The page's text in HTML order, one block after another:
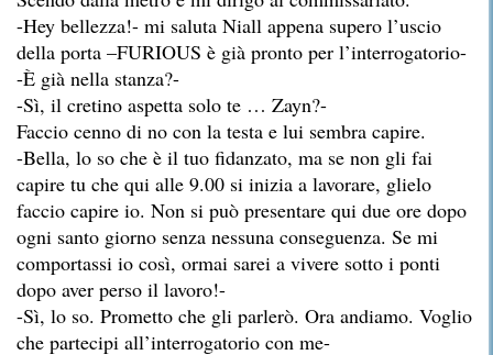
-Hey bellezza!- mi saluta Niall appena supero l’uscio
della porta –FURIOUS è già pronto per l’interrogatorio-
-È già nella stanza?-
-Sì, il cretino aspetta solo te … Zayn?-
Faccio cenno di no con la testa e lui sembra capire.
-Bella, lo so che è il tuo fidanzato, ma se non gli fai
capire tu che qui alle 9.00 si inizia a lavorare, glielo
faccio capire io. Non si può presentare qui due ore dopo
ogni santo giorno senza nessuna conseguenza. Se mi
comportassi io così, ormai sarei a vivere sotto i ponti
dopo aver perso il lavoro!-
-Sì, lo so. Prometto che gli parlerò. Ora andiamo. Voglio
che partecipi all’interrogatorio con me-